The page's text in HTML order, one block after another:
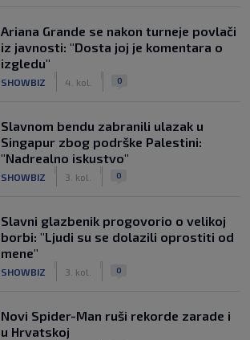
Ariana Grande se nakon turneje povlači
iz javnosti: "Dosta joj je komentara o
izgledu"
SHOWBIZ 4. kol. 0
Slavnom bendu zabranili ulazak u
Singapur zbog podrške Palestini:
"Nadrealno iskustvo"
SHOWBIZ 3. kol. 0
Slavni glazbenik progovorio o velikoj
borbi: "Ljudi su se dolazili oprostiti od
mene"
SHOWBIZ 3. kol. 0
Novi Spider-Man ruši rekorde zarade i
u Hrvatskoj